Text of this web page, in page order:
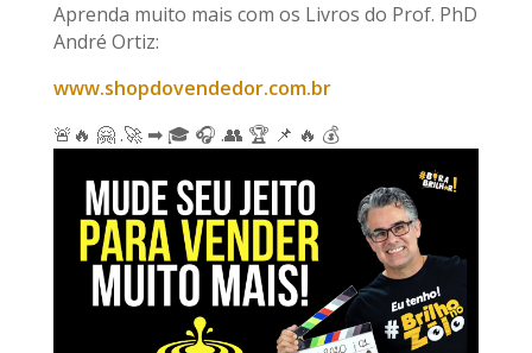
Aprenda muito mais com os Livros do Prof. PhD
André Ortiz:
www.shopdovendedor.com.br
🚨🔥 🤗 .🚀 ➡ 🎓 🎧 .👥 🏆 📌 🔥 💰